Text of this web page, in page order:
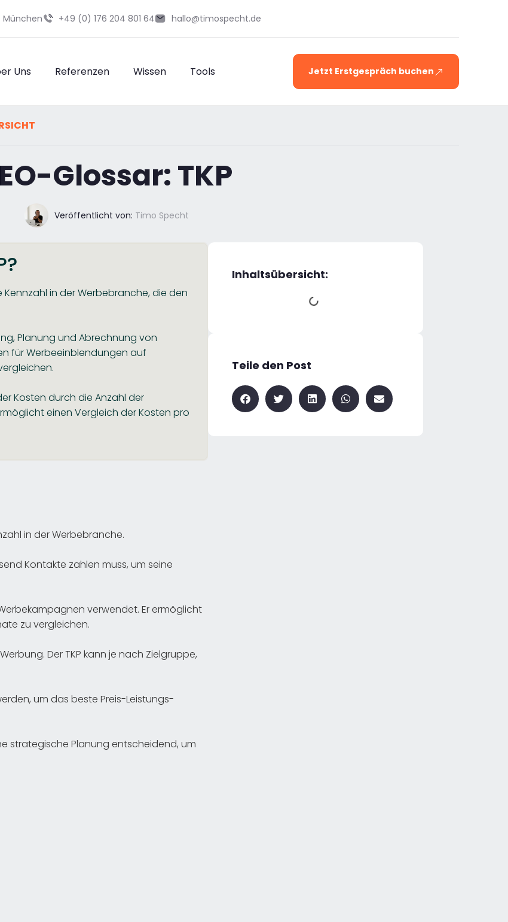
München +49 (0) 176 204 801 64 hallo@timospecht.de
Uns Referenzen Wissen Tools Jetzt Erstgespräch buchen
Glossar: TKP
Veröffentlicht von: Timo Specht
in der Werbebranche, die den
Planung und Abrechnung von
für Werbeeinblendungen auf
Kosten durch die Anzahl der
einen Vergleich der Kosten pro
in der Werbebranche.
Kontakte zahlen muss, um seine
verwendet. Er ermöglicht
zu vergleichen.
Der TKP kann je nach Zielgruppe,
um das beste Preis-Leistungs-
strategische Planung entscheidend, um
Inhaltsübersicht:
Teile den Post